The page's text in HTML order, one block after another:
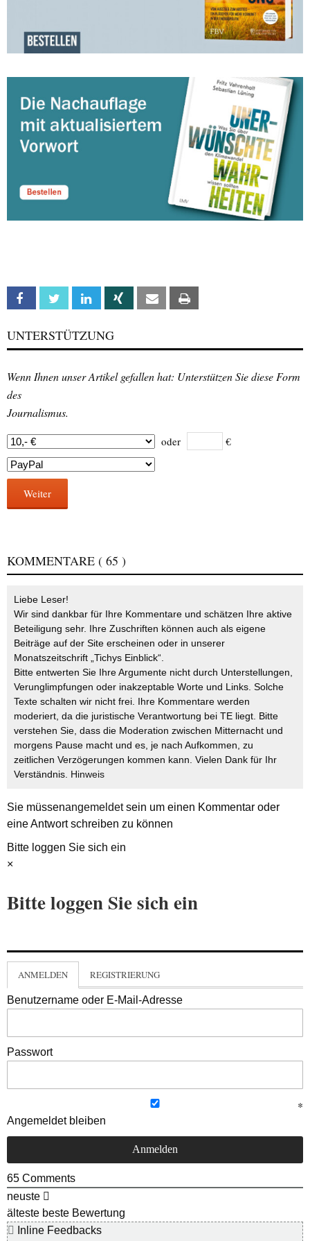
Facebook Twitter Linkedin Xing Email
UNTERSTÜTZUNG
Wenn Ihnen unser Artikel gefallen hat: Unterstützen Sie diese Form
des
Journalismus.
oder €
Weiter
KOMMENTARE ( 65 )
Liebe Leser!
Wir sind dankbar für Ihre Kommentare und schätzen Ihre aktive
Beteiligung sehr. Ihre Zuschriften können auch als eigene
Beiträge auf der Site erscheinen oder in unserer
Monatszeitschrift „Tichys Einblick“.
Bitte entwerten Sie Ihre Argumente nicht durch Unterstellungen,
Verunglimpfungen oder inakzeptable Worte und Links. Solche
Texte schalten wir nicht frei. Ihre Kommentare werden
moderiert, da die juristische Verantwortung bei TE liegt. Bitte
verstehen Sie, dass die Moderation zwischen Mitternacht und
morgens Pause macht und es, je nach Aufkommen, zu
zeitlichen Verzögerungen kommen kann. Vielen Dank für Ihr
Verständnis. Hinweis
Sie müssenangemeldetsein um einen Kommentar oder
eine Antwort schreiben zu können
Bitte loggen Sie sich ein
×
Bitte loggen Sie sich ein
ANMELDEN REGISTRIERUNG
Benutzername oder E-Mail-Adresse
Passwort
Angemeldet bleiben
65 Comments
neuste
älteste beste Bewertung
Inline Feedbacks